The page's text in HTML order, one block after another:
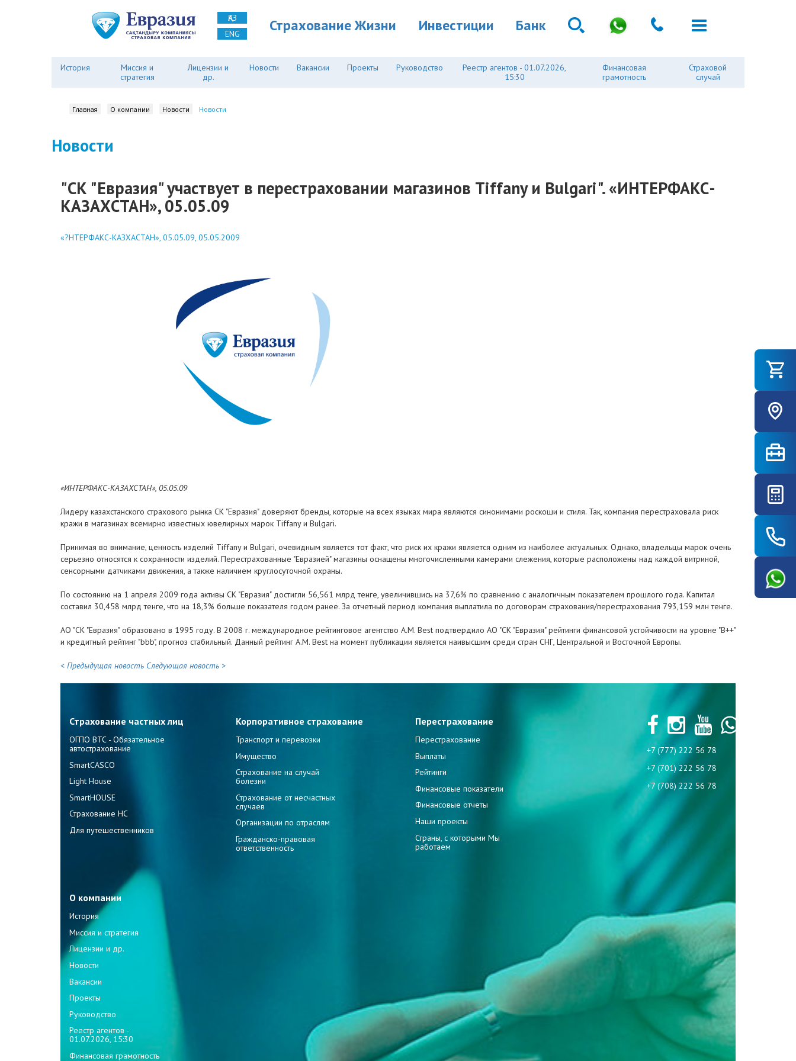
ҚАЗ
ENG
Страхование Жизни Инвестиции Банк
История
Миссия и
стратегия
Лицензии и
др.
Новости Вакансии Проекты Руководство
Реестр агентов - 01.07.2026,
15:30
Финансовая
грамотность
Страховой
случай
Главная О компании Новости Новости
Новости
"СК "Евразия" участвует в перестраховании магазинов Tiffany и Bulgari". «ИНТЕРФАКС-
КАЗАХСТАН», 05.05.09
«?НТЕРФАКС-КАЗХАСТАН», 05.05.09, 05.05.2009
«ИНТЕРФАКС-КАЗАХСТАН», 05.05.09
Лидеру казахстанского страхового рынка СК "Евразия" доверяют бренды, которые на всех языках мира являются синонимами роскоши и стиля. Так, компания перестраховала риск
кражи в магазинах всемирно известных ювелирных марок Tiffany и Bulgari.
Принимая во внимание, ценность изделий Tiffany и Bulgari, очевидным является тот факт, что риск их кражи является одним из наиболее актуальных. Однако, владельцы марок очень
серьезно относятся к сохранности изделий. Перестрахованные "Евразией" магазины оснащены многочисленными камерами слежения, которые расположены над каждой витриной,
сенсорными датчиками движения, а также наличием круглосуточной охраны.
По состоянию на 1 апреля 2009 года активы СК "Евразия" достигли 56,561 млрд тенге, увеличившись на 37,6% по сравнению с аналогичным показателем прошлого года. Капитал
составил 30,458 млрд тенге, что на 18,3% больше показателя годом ранее. За отчетный период компания выплатила по договорам страхования/перестрахования 793,159 млн тенге.
АО "СК "Евразия" образовано в 1995 году. В 2008 г. международное рейтинговое агентство A.M. Best подтвердило АО "СК "Евразия" рейтинги финансовой устойчивости на уровне "B++"
и кредитный рейтинг "bbb", прогноз стабильный. Данный рейтинг A.M. Best на момент публикации является наивысшим среди стран СНГ, Центральной и Восточной Европы.
< Предыдущая новость Следующая новость >
Страхование частных лиц
ОГПО ВТС - Обязательное
автострахование
SmartCASCO
Light House
SmartHOUSE
Страхование НС
Для путешественников
Корпоративное страхование
Транспорт и перевозки
Имущество
Страхование на случай
болезни
Страхование от несчастных
случаев
Организации по отраслям
Гражданско-правовая
ответственность
Перестрахование
Перестрахование
Выплаты
Рейтинги
Финансовые показатели
Финансовые отчеты
Наши проекты
Страны, с которыми Мы
работаем
О компании
История
Миссия и стратегия
Лицензии и др.
Новости
Вакансии
Проекты
Руководство
Реестр агентов -
01.07.2026, 15:30
Финансовая грамотность
+7 (777) 222 56 78
+7 (701) 222 56 78
+7 (708) 222 56 78